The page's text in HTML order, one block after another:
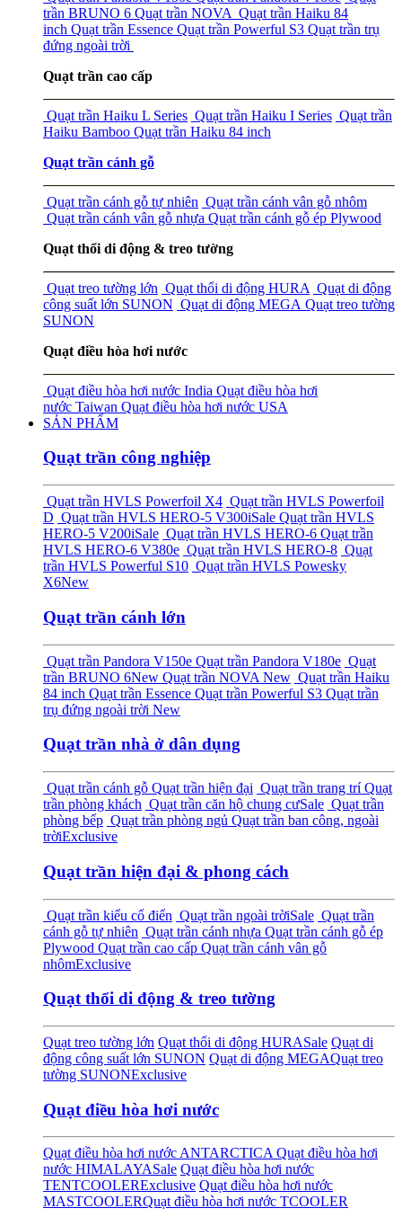
trần BRUNO 6 Quạt trần NOVA Quạt trần Haiku 84
inch Quạt trần Essence Quạt trần Powerful S3 Quạt trần trụ
đứng ngoài trời
Quạt trần cao cấp
Quạt trần Haiku L Series Quạt trần Haiku I Series Quạt trần
Haiku Bamboo Quạt trần Haiku 84 inch
Quạt trần cánh gỗ
Quạt trần cánh gỗ tự nhiên Quạt trần cánh vân gỗ nhôm
Quạt trần cánh vân gỗ nhựa Quạt trần cánh gỗ ép Plywood
Quạt thổi di động & treo tường
Quạt treo tường lớn Quạt thổi di động HURA Quạt di động
công suất lớn SUNON Quạt di động MEGA Quạt treo tường
SUNON
Quạt điều hòa hơi nước
Quạt điều hòa hơi nước India Quạt điều hòa hơi
nước Taiwan Quạt điều hòa hơi nước USA
SẢN PHẨM
Quạt trần công nghiệp
Quạt trần HVLS Powerfoil X4 Quạt trần HVLS Powerfoil
D Quạt trần HVLS HERO-5 V300iSale Quạt trần HVLS
HERO-5 V200iSale Quạt trần HVLS HERO-6 Quạt trần
HVLS HERO-6 V380e Quạt trần HVLS HERO-8 Quạt
trần HVLS Powerful S10 Quạt trần HVLS Powesky
X6New
Quạt trần cánh lớn
Quạt trần Pandora V150e Quạt trần Pandora V180e Quạt
trần BRUNO 6New Quạt trần NOVA New Quạt trần Haiku
84 inch Quạt trần Essence Quạt trần Powerful S3 Quạt trần
trụ đứng ngoài trời New
Quạt trần nhà ở dân dụng
Quạt trần cánh gỗ Quạt trần hiện đại Quạt trần trang tríQuạt
trần phòng khách Quạt trần căn hộ chung cưSale Quạt trần
phòng bếp Quạt trần phòng ngủ Quạt trần ban công, ngoài
trờiExclusive
Quạt trần hiện đại & phong cách
Quạt trần kiểu cổ điển Quạt trần ngoài trờiSale Quạt trần
cánh gỗ tự nhiên Quạt trần cánh nhựa Quạt trần cánh gỗ ép
Plywood Quạt trần cao cấp Quạt trần cánh vân gỗ
nhômExclusive
Quạt thổi di động & treo tường
Quạt treo tường lớn Quạt thổi di động HURASale Quạt di
động công suất lớn SUNON Quạt di động MEGAQuạt treo
tường SUNONExclusive
Quạt điều hòa hơi nước
Quạt điều hòa hơi nước ANTARCTICA Quạt điều hòa hơi
nước HIMALAYASale Quạt điều hòa hơi nước
TENTCOOLERExclusive Quạt điều hòa hơi nước
MASTCOOLERQuạt điều hòa hơi nước TCOOLER